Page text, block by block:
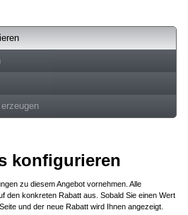
konfigurieren
zu diesem Angebot vornehmen. Alle
den konkreten Rabatt aus. Sobald Sie einen Wert
und der neue Rabatt wird Ihnen angezeigt.